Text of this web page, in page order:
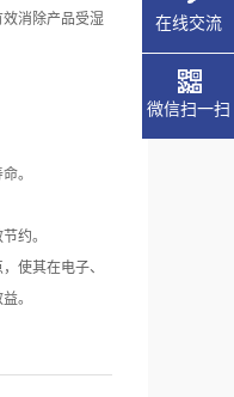
消除产品受湿
。
约。
使其在电子、
。
在线交流
微信扫一扫